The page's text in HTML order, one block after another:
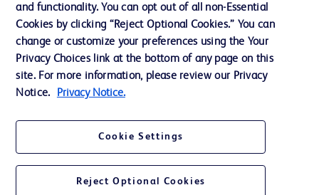
Nous contacter
Préférences en matière de cookies
Confidentialité
Accessibilité du site Web
and functionality. You can opt out of all non-Essential
Cookies by clicking “Reject Optional Cookies.” You can
change or customize your preferences using the Your
Privacy Choices link at the bottom of any page on this
site. For more information, please review our Privacy
Notice.
Privacy Notice.
Cookie Settings
Reject Optional Cookies